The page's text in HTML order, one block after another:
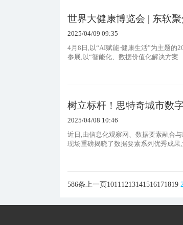
世界大健康博览会 | 东软
2025/04/09 09:35
4月8日,以“AI赋能·健康生活”为主题的
参展,以“智能化、数据价值化解决方案
树立标杆！思特奇城市数
2025/04/08 10:46
近日,由信息化观察网、数据要素融合
现场重磅揭晓了数据要素系列优秀成果
586条上一页10111213141516171819